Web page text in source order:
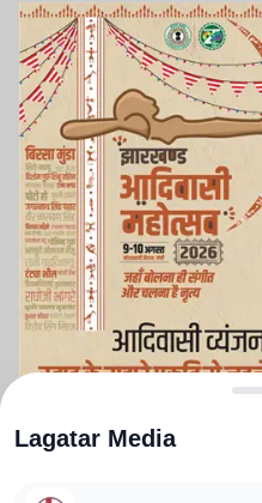
Lagatar Media